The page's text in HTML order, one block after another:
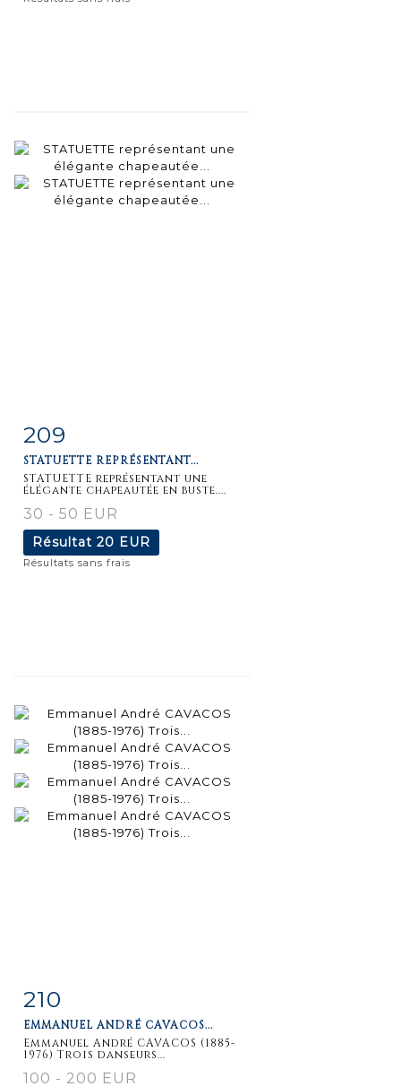
Fiche
détaillée
209
STATUETTE REPRÉSENTANT...
STATUETTE représentant une
élégante chapeautée en buste....
30 - 50 EUR
Résultat 20 EUR
Résultats sans frais
Fiche
détaillée
210
EMMANUEL ANDRÉ CAVACOS...
Emmanuel André CAVACOS (1885-
1976) Trois danseurs...
100 - 200 EUR